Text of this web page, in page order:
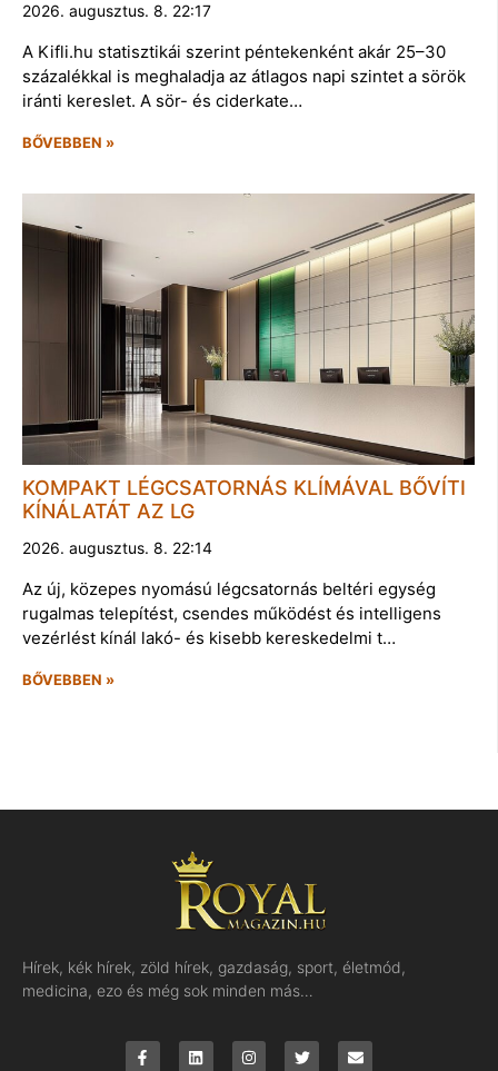
2026. augusztus. 8. 22:17
A Kifli.hu statisztikái szerint péntekenként akár 25–30
százalékkal is meghaladja az átlagos napi szintet a sörök
iránti kereslet. A sör- és ciderkate…
BŐVEBBEN »
KOMPAKT LÉGCSATORNÁS KLÍMÁVAL BŐVÍTI
KÍNÁLATÁT AZ LG
2026. augusztus. 8. 22:14
Az új, közepes nyomású légcsatornás beltéri egység
rugalmas telepítést, csendes működést és intelligens
vezérlést kínál lakó- és kisebb kereskedelmi t…
BŐVEBBEN »
Hírek, kék hírek, zöld hírek, gazdaság, sport, életmód,
medicina, ezo és még sok minden más…